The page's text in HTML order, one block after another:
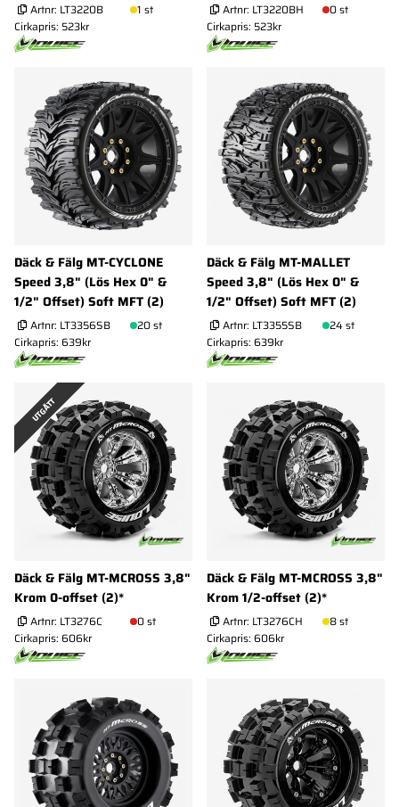
Artnr: LT3220B
1 st
Cirkapris: 523kr
Artnr: LT3220BH
0 st
Cirkapris: 523kr
Däck & Fälg MT-CYCLONE
Speed 3,8" (Lös Hex 0" &
1/2" Offset) Soft MFT (2)
Artnr: LT3356SB
20 st
Cirkapris: 639kr
Däck & Fälg MT-MALLET
Speed 3,8" (Lös Hex 0" &
1/2" Offset) Soft MFT (2)
Artnr: LT3355SB
24 st
Cirkapris: 639kr
UTGÅTT
Däck & Fälg MT-MCROSS 3,8"
Krom 0-offset (2)*
Artnr: LT3276C
0 st
Cirkapris: 606kr
Däck & Fälg MT-MCROSS 3,8"
Krom 1/2-offset (2)*
Artnr: LT3276CH
8 st
Cirkapris: 606kr